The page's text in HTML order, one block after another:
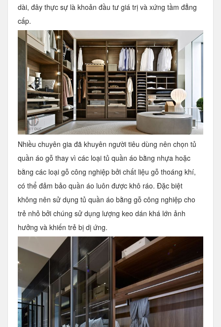
dài, đây thực sự là khoản đầu tư giá trị và xứng tầm đẳng
cấp.
Nhiều chuyên gia đã khuyên người tiêu dùng nên chọn tủ
quần áo gỗ thay vì các loại tủ quần áo bằng nhựa hoặc
bằng các loại gỗ công nghiệp bởi chất liệu gỗ thoáng khí,
có thể đảm bảo quần áo luôn được khô ráo. Đặc biệt
không nên sử dụng tủ quần áo bằng gỗ công nghiệp cho
trẻ nhỏ bởi chúng sử dụng lượng keo dán khá lớn ảnh
hưởng và khiến trẻ bị dị ứng.